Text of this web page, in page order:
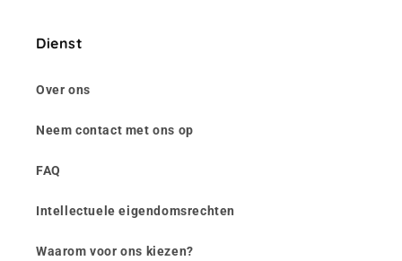
Dienst
Over ons
Neem contact met ons op
FAQ
Intellectuele eigendomsrechten
Waarom voor ons kiezen?